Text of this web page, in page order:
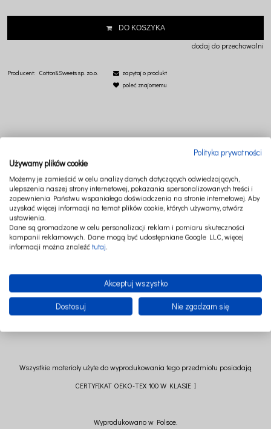
sprzedaży.
DO KOSZYKA
dodaj do przechowalni
Producent: Cotton&Sweets sp. zo.o.
zapytaj o produkt
poleć znajomemu
OPIS PRODUKTY POWIĄZANE
Poduszka z guziczkami stanowi idealne dopełnienie kolekcji BASIC. Wykonana z
niezwykle przyjemnej w dotyku tkaniny będzie perfekcyjnym towarzystwem dla
maty z falbanką z tej samej kolekcji.
Dostępna w trzech kształtach: prostokątnym, kwadratowym oraz okrągłym.
Skład: 100 % poliester
Wypełnienie: kulka poliestrowa
Wszystkie materiały użyte do wyprodukowania tego przedmiotu posiadają
CERTYFIKAT OEKO-TEX 100 W KLASIE I
Wyprodukowano w Polsce.
Polityka prywatności
Używamy plików cookie
Możemy je zamieścić w celu analizy danych dotyczących odwiedzających,
ulepszenia naszej strony internetowej, pokazania spersonalizowanych treści i
zapewnienia Państwu wspaniałego doświadczenia na stronie internetowej. Aby
uzyskać więcej informacji na temat plików cookie, których używamy, otwórz
ustawienia.
Dane są gromadzone w celu personalizacji reklam i pomiaru skuteczności
kampanii reklamowych. Dane mogą być udostępniane Google LLC, więcej
informacji można znaleźć tutaj
Akceptuj wszystko
Dostosuj Nie zgadzam się